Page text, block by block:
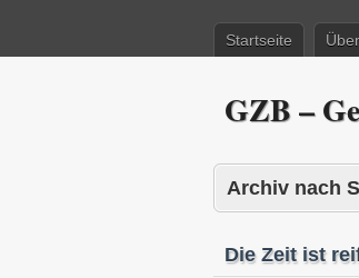
Startseite
GZB –
Archiv nach
Die Zeit ist